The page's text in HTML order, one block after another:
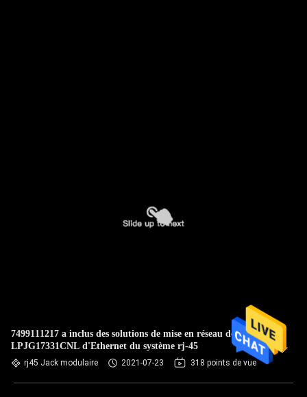
7499111217 a inclus des solutions de mise en réseau de Jack
LPJG17331CNL d'Ethernet du système rj-45
rj45 Jack modulaire 2021-07-23 318 points de vue